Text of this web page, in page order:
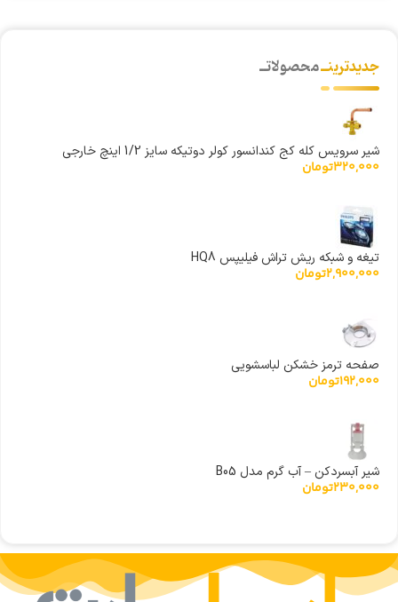
جدیدترینــمحصولاتــ
شیر سرویس کله کج کندانسور کولر دوتیکه سایز 1/2 اینچ خارجی
320,000تومان
تیغه و شبکه ریش تراش فیلیپس HQ8
2,900,000تومان
صفحه ترمز خشکن لباسشویی
192,000تومان
شیر آبسردکن – آب گرم مدل B05
230,000تومان